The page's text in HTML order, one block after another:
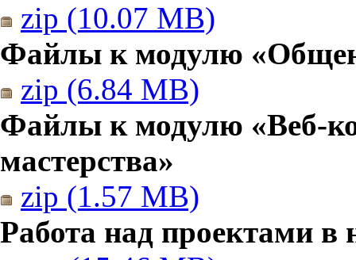
zip (10.07 MB)
Файлы к модулю
zip (6.84 MB)
Файлы к модулю «Веб-
мастерства»
zip (1.57 MB)
Работа над проектами в